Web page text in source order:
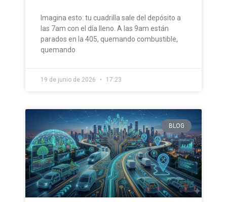
Imagina esto: tu cuadrilla sale del depósito a
las 7am con el día lleno. A las 9am están
parados en la 405, quemando combustible,
quemando
19 de junio de 2026 17:23
BLOG